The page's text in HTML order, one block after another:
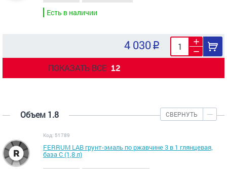
Есть в наличии
4 030
ПОКАЗАТЬ ВСЕ 12
Объем 1.8 СВЕРНУТЬ
Код: 51789
FERRUM LAB грунт-эмаль по ржавчине 3 в 1 глянцевая,
база С (1,8 л)